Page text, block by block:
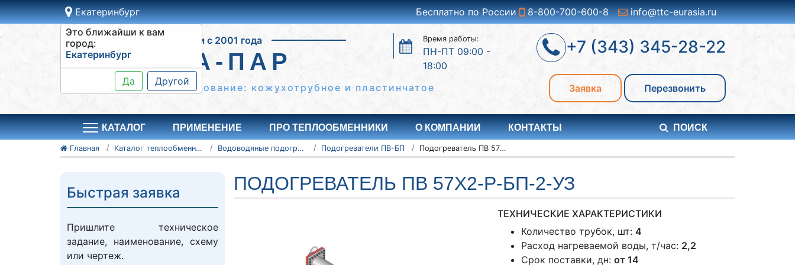
Екатеринбург
Это ближайши к вам
город:
Екатеринбург
Да Другой
Бесплатно по России 8-800-700-600-8 info@ttc-eurasia.ru
Работаем с 2001 года
ВОДА-ПАР
Время работы:
ПН-ПТ 09:00 -
18:00
Теплообменное оборудование: кожухотрубное и пластинчатое
+7 (343) 345-28-22
Заявка Перезвонить
КАТАЛОГ ПРИМЕНЕНИЕ ПРО ТЕПЛООБМЕННИКИ О КОМПАНИИ КОНТАКТЫ ПОИСК
Главная Каталог теплообменного оборудования Водоводяные подогреватели Подогреватели ПВ-БП Подогреватель ПВ 57x2-Р-БП-2-Уз
ПОДОГРЕВАТЕЛЬ ПВ 57X2-Р-БП-2-УЗ
ТЕХНИЧЕСКИЕ ХАРАКТЕРИСТИКИ
Количество трубок, шт:4
Расход нагреваемой воды, т/час: 2,2
Срок поставки, дн:от 14
Быстрая заявка
Пришлите техническое
задание, наименование, схему
или чертеж.